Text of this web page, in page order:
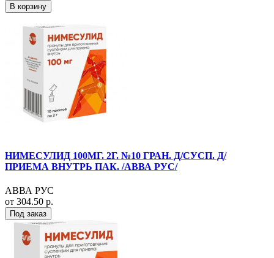
В корзину
НИМЕСУЛИД 100МГ. 2Г. №10 ГРАН. Д/СУСП. Д/
ПРИЕМА ВНУТРЬ ПАК. /АВВА РУС/
АВВА РУС
от 304.50 р.
Под заказ